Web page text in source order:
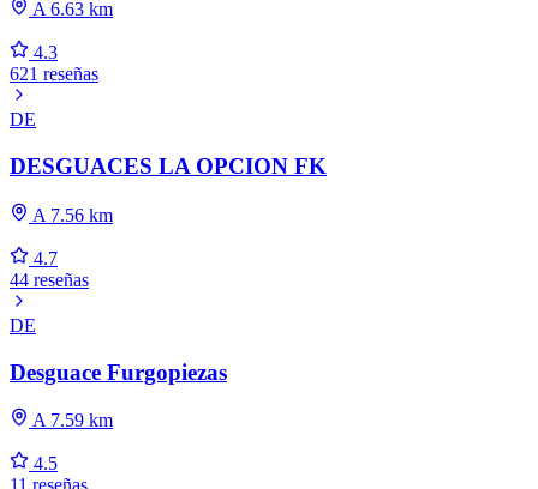
A 6.63 km
4.3
621 reseñas
DE
DESGUACES LA OPCION FK
A 7.56 km
4.7
44 reseñas
DE
Desguace Furgopiezas
A 7.59 km
4.5